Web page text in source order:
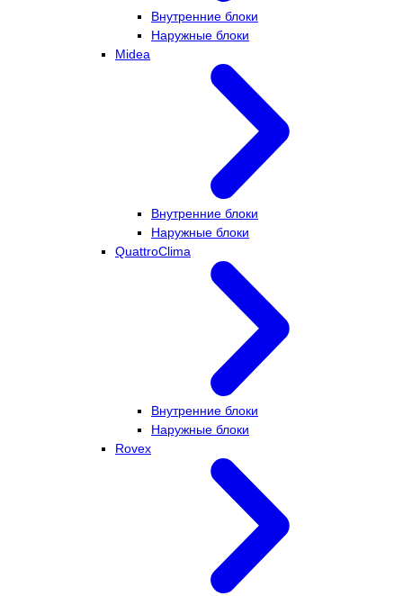
Внутренние блоки
Наружные блоки
Midea
Внутренние блоки
Наружные блоки
QuattroClima
Внутренние блоки
Наружные блоки
Rovex